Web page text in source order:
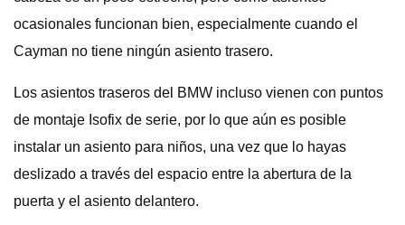
ocasionales funcionan bien, especialmente cuando el
Cayman no tiene ningún asiento trasero.
Los asientos traseros del BMW incluso vienen con puntos
de montaje Isofix de serie, por lo que aún es posible
instalar un asiento para niños, una vez que lo hayas
deslizado a través del espacio entre la abertura de la
puerta y el asiento delantero.